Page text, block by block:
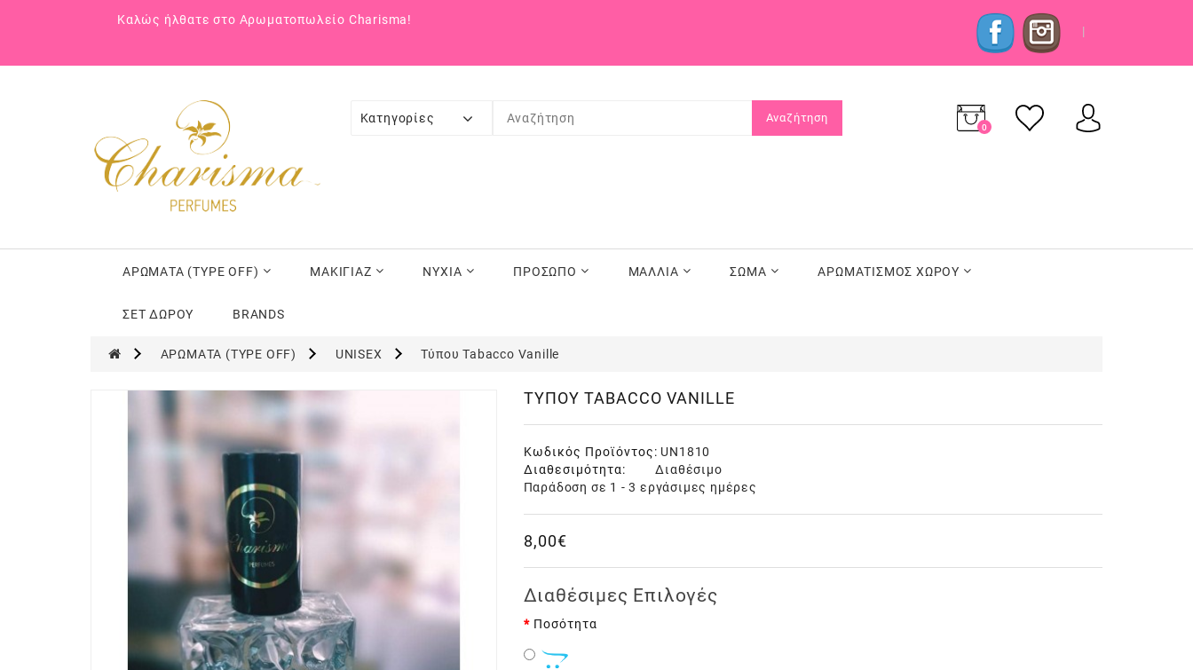
Καλώς ήλθατε στο Αρωματοπωλείο Charisma!
|
Κατηγορίες Αναζήτηση
0
ΑΡΩΜΑΤΑ (TYPE OFF) ΜΑΚΙΓΙΑΖ ΝΥΧΙΑ ΠΡΟΣΩΠΟ ΜΑΛΛΙΑ ΣΩΜΑ ΑΡΩΜΑΤΙΣΜΟΣ ΧΩΡΟΥ
ΣΕΤ ΔΩΡΟΥ BRANDS
ΑΡΩΜΑΤΑ (TYPE OFF) UNISEX Τύπου Tabacco Vanille
ΤΎΠΟΥ TABACCO VANILLE
Κωδικός Προϊόντος: UN1810
Διαθεσιμότητα:
Διαθέσιμο
Παράδοση σε 1 - 3 εργάσιμες ημέρες
8,00€
Διαθέσιμες Επιλογές
Ποσότητα